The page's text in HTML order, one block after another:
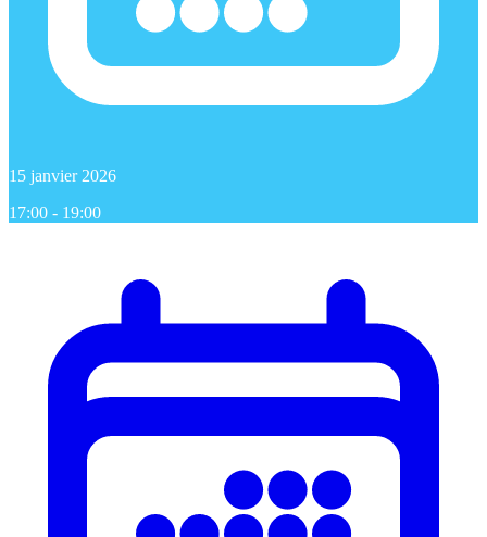
15 janvier 2026
17:00 - 19:00